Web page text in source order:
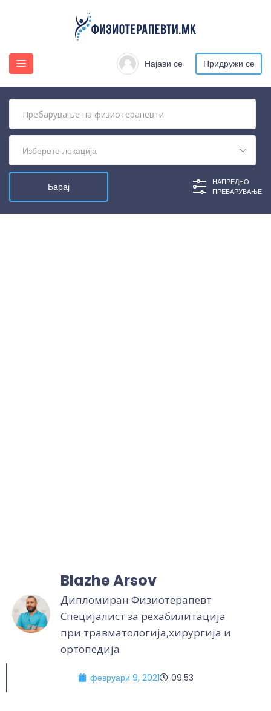
Најави се Придружи се
Изберете локација
НАПРЕДНО
ПРЕБАРУВАЊЕ
Blazhe Arsov
Дипломиран Физиотерапевт
Специјалист за рехабилитација
при травматологија,хирургија и
ортопедија
февруари 9, 2021 09:53